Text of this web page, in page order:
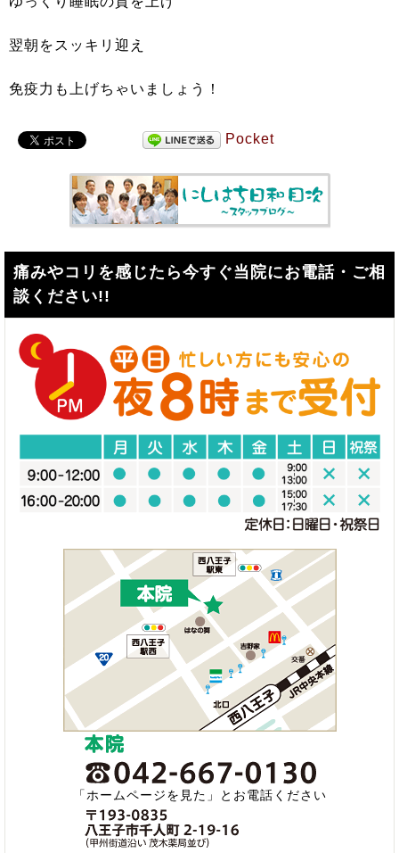
翌朝をスッキリ迎え
免疫力も上げちゃいましょう！
Pocket
痛みやコリを感じたら今すぐ当院にお電話・ご相
談ください!!
「ホームページを見た」とお電話ください